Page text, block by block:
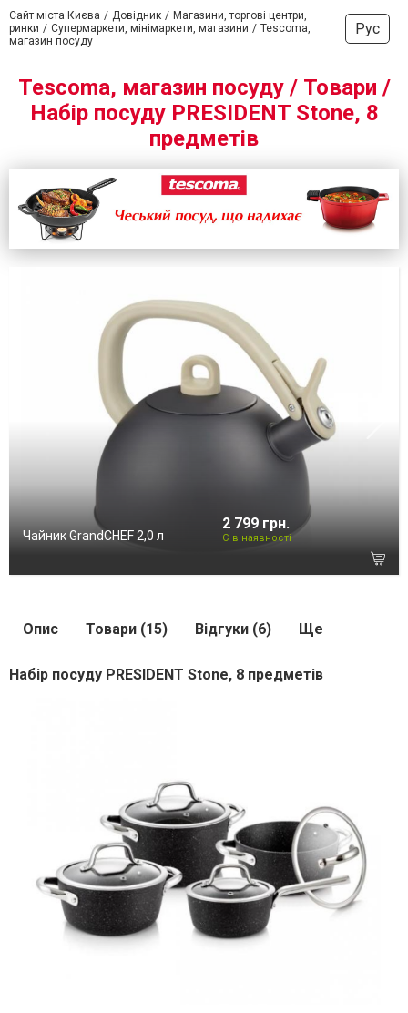
Сайт міста Києва Довідник
Магазини, торгові центри,
ринки
Супермаркети, мінімаркети, магазини
Tescoma,
магазин посуду
Рус
Tescoma, магазин посуду / Товари /
Набір посуду PRESIDENT Stone, 8
предметів
Чайник GrandCHEF 2,0 л
2 799 грн.
Є в наявності
Опис Товари (15) Відгуки (6) Ще
Набір посуду PRESIDENT Stone, 8 предметів